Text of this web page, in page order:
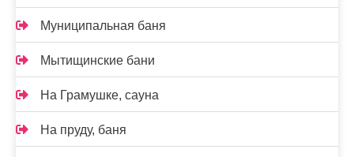
Муниципальная баня
Мытищинские бани
На Грамушке, сауна
На пруду, баня